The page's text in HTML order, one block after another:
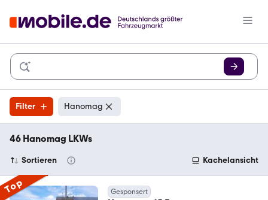
Filter Hanomag
46 Hanomag LKWs
Sortieren Kachelansicht
Top Gesponsert